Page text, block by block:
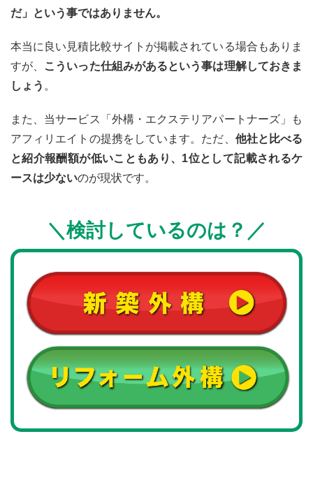
だ」という事ではありません。
本当に良い見積比較サイトが掲載されている場合もありま
すが、
こういった仕組みがあるという事は理解しておきま
しょう 。
また、当サービス「外構・エクステリアパートナーズ」も
アフィリエイトの提携をしています。ただ、 他社と比べる
と紹介報酬額が低いこともあり、1位として記載されるケ
ースは少ないのが現状です。
＼検討しているのは ？ ／